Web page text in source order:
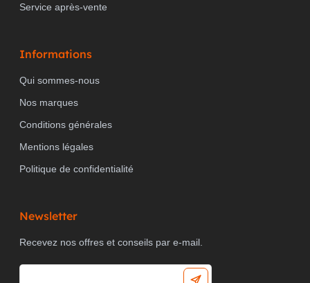
Service après-vente
Informations
Qui sommes-nous
Nos marques
Conditions générales
Mentions légales
Politique de confidentialité
Newsletter
Recevez nos offres et conseils par e-mail.